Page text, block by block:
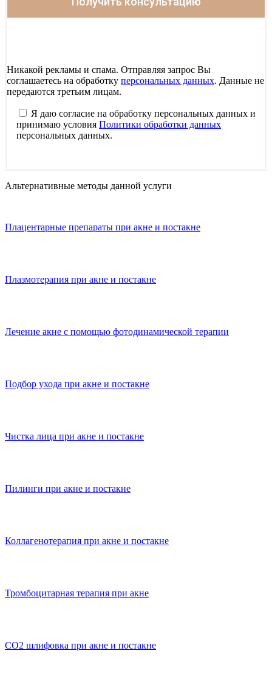
Никакой рекламы и спама. Отправляя запрос Вы
соглашаетесь на обработку персональных данных. Данные не
передаются третьим лицам.
Я даю согласие на обработку персональных данных и
принимаю условия Политики обработки данных
персональных данных.
Альтернативные методы данной услуги
Плацентарные препараты при акне и постакне
Плазмотерапия при акне и постакне
Лечение акне с помощью фотодинамической терапии
Подбор ухода при акне и постакне
Чистка лица при акне и постакне
Пилинги при акне и постакне
Коллагенотерапия при акне и постакне
Тромбоцитарная терапия при акне
CO2 шлифовка при акне и постакне